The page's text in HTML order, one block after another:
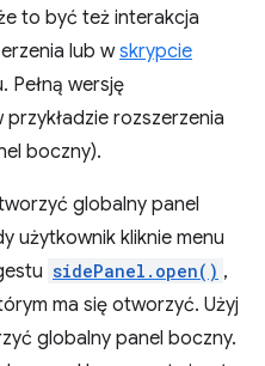
to być też interakcja
lub wskrypcie
Pełną wersję
rozszerzenia
boczny).
globalny panel
użytkownik kliknie menu
sidePanel.open() ,
ma się otworzyć. Użyj
globalny panel boczny.